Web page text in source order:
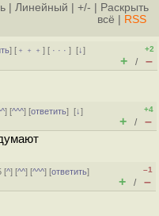
Линейный +/-
Раскрыть
всё
RSS
] [ ﹢﹢﹢] [ · · ·][↓]
+2
+ / –
] [^^^] [ответить][↓]
+4
+ / –
[^] [^^] [^^^] [ответить]
–1
+ / –